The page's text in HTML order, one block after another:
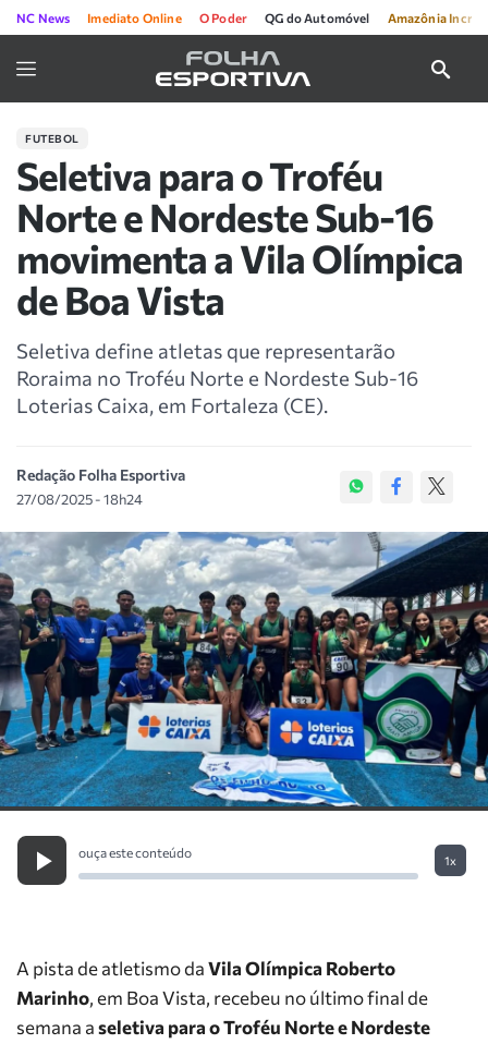
NC News Imediato Online O Poder QG do Automóvel Amazônia
FUTEBOL
Seletiva para o Troféu
Norte e Nordeste Sub-16
movimenta a Vila Olímpica
de Boa Vista
Seletiva define atletas que representarão
Roraima no Troféu Norte e Nordeste Sub-16
Loterias Caixa, em Fortaleza (CE).
Redação Folha Esportiva
27/08/2025 - 18h24
ouça este conteúdo
1x
A pista de atletismo daVila Olímpica Roberto
Marinho, em Boa Vista, recebeu no último final de
semana aseletiva para o Troféu Norte e Nordeste